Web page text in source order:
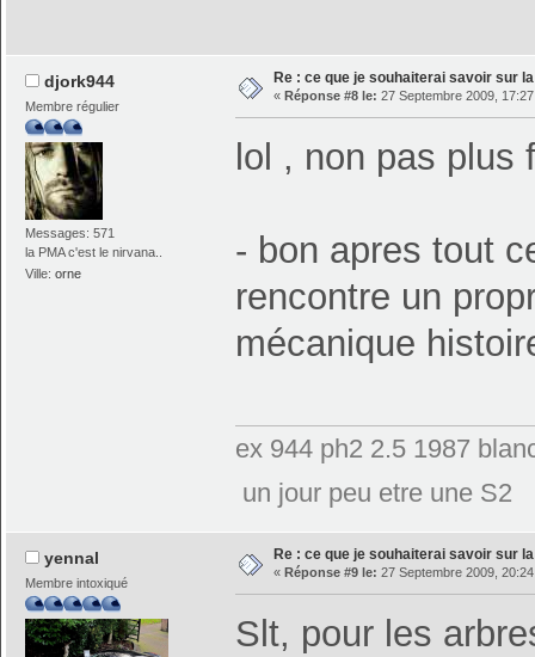
djork944
Membre régulier
Messages: 571
la PMA c'est le nirvana..
Ville:orne
Re : ce que je souhaiterai savoir sur la
« Réponse #8 le: 27 Septembre 2009,
lol , non pas
- bon apres tout
rencontre un
mécanique
ex 944 ph2 2.5 1987
un jour peu etre une S2
yennal
Membre intoxiqué
Re : ce que je souhaiterai savoir sur la
« Réponse #9 le: 27 Septembre 2009,
Slt, pour les